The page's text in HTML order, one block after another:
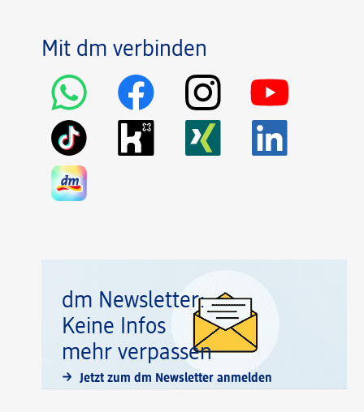
Mit dm verbinden
dm Newsletter:
Keine Infos
mehr verpassen
Jetzt zum dm Newsletter anmelden